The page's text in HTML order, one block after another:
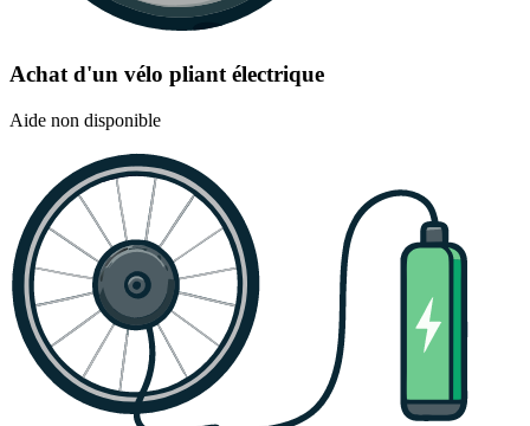
Achat d'un vélo pliant électrique
Aide non disponible